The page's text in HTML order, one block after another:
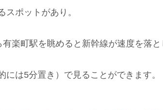
スポットがあり。
楽町駅を眺めると新幹線が速度を落
には5分置き）で見ることができます。